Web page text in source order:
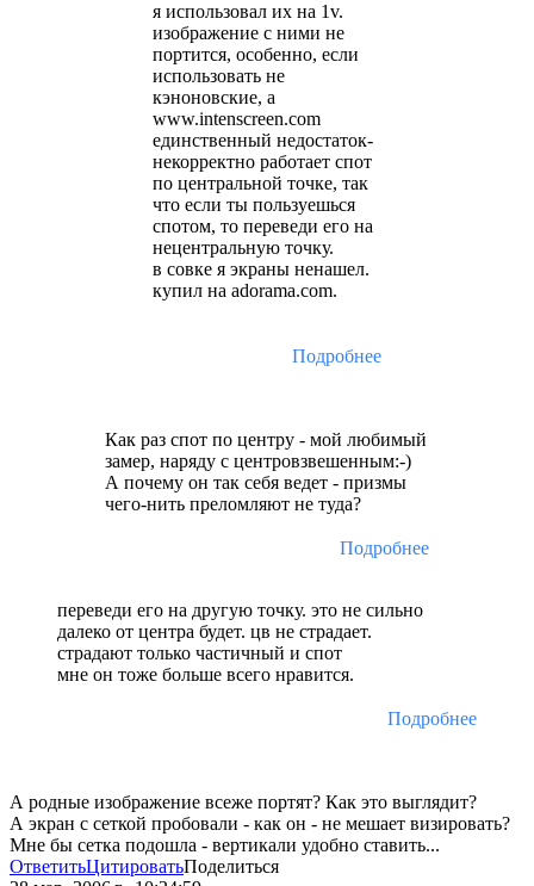
я использовал их на 1v.
изображение с ними не
портится, особенно, если
использовать не
кэноновские, а
www.intenscreen.com
единственный недостаток-
некорректно работает спот
по центральной точке, так
что если ты пользуешься
спотом, то переведи его на
нецентральную точку.
в совке я экраны ненашел.
купил на adorama.com.
Подробнее
Как раз спот по центру - мой любимый
замер, наряду с центровзвешенным:-)
А почему он так себя ведет - призмы
чего-нить преломляют не туда?
Подробнее
переведи его на другую точку. это не сильно
далеко от центра будет. цв не страдает.
страдают только частичный и спот
мне он тоже больше всего нравится.
Подробнее
А родные изображение всеже портят? Как это выглядит?
А экран с сеткой пробовали - как он - не мешает визировать?
Мне бы сетка подошла - вертикали удобно ставить...
ОтветитьЦитироватьПоделиться